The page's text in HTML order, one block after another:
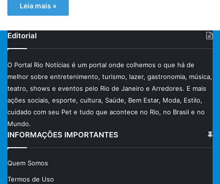
Leia mais »
Editorial
O Portal Rio Notícias é um portal onde colhemos o que há de
melhor sobre entretenimento, turismo, lazer, gastronomia, música,
teatro, shows e eventos pelo Rio de Janeiro e Arredores. E mais
ações sociais, esporte, cultura, Saúde, Bem Estar, Moda, Estilo,
cuidado com seu Pet e tudo que acontece no Rio, no Brasil e no
Mundo.
INFORMAÇÕES IMPORTANTES
Quem Somos
Termos de Uso